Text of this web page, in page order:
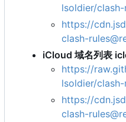
lsoldier/
https://
clash-
iCloud 域名列表
https://
lsoldier/
https://
clash-